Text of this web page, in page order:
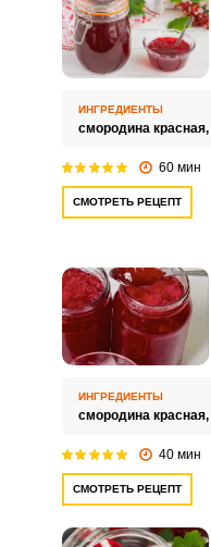
ИНГРЕДИЕНТЫ
смородина красная,
60 мин
СМОТРЕТЬ РЕЦЕПТ
ИНГРЕДИЕНТЫ
смородина красная,
40 мин
СМОТРЕТЬ РЕЦЕПТ